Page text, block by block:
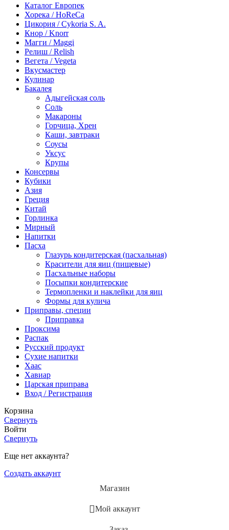
Каталог Европек
Хорека / HoReCa
Цикория / Cykoria S. A.
Кнор / Knorr
Магги / Maggi
Релиш / Relish
Вегета / Vegeta
Вкусмастер
Кулинар
Бакалея
Адыгейская соль
Соль
Макароны
Горчица, Хрен
Каши, завтраки
Соусы
Уксус
Крупы
Консервы
Кубики
Азия
Греция
Китай
Горлинка
Мирный
Напитки
Пасха
Глазурь кондитерская (пасхальная)
Красители для яиц (пищевые)
Пасхальные наборы
Посыпки кондитерские
Термопленки и наклейки для яиц
Формы для кулича
Приправы, специи
Приправка
Проксима
Распак
Русский продукт
Сухие напитки
Хаас
Хавиар
Царская приправа
Вход / Регистрация
Корзина
Свернуть
Войти
Свернуть
Еще нет аккаунта?
Создать аккаунт
Магазин
Мой аккаунт